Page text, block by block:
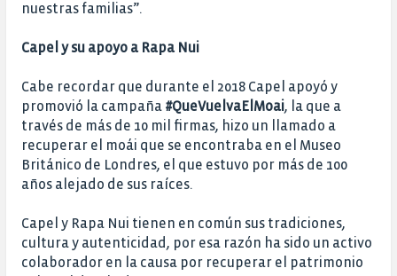
nuestras familias”.
Capel y su apoyo a Rapa Nui
Cabe recordar que durante el 2018 Capel apoyó y
promovió la campaña #QueVuelvaElMoai, la que a
través de más de 10 mil firmas, hizo un llamado a
recuperar el moái que se encontraba en el Museo
Británico de Londres, el que estuvo por más de 100
años alejado de sus raíces.
Capel y Rapa Nui tienen en común sus tradiciones,
cultura y autenticidad, por esa razón ha sido un activo
colaborador en la causa por recuperar el patrimonio